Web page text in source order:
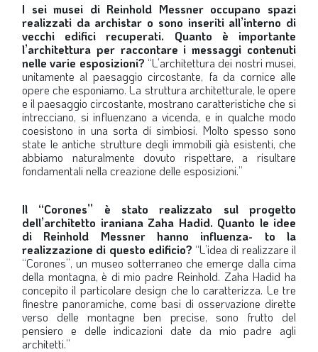
I sei musei di Reinhold Messner occupano spazi
realizzati da archistar o sono inseriti all’interno di
vecchi edifici recuperati. Quanto è importante
l’architettura per raccontare i messaggi contenuti
nelle varie esposizioni? “L’architettura dei nostri musei,
unitamente al paesaggio circostante, fa da cornice alle
opere che esponiamo. La struttura architetturale, le opere
e il paesaggio circostante, mostrano caratteristiche che si
intrecciano, si influenzano a vicenda, e in qualche modo
coesistono in una sorta di simbiosi. Molto spesso sono
state le antiche strutture degli immobili già esistenti, che
abbiamo naturalmente dovuto rispettare, a risultare
fondamentali nella creazione delle esposizioni.”
Il “Corones” è stato realizzato sul progetto
dell’architetto iraniana Zaha Hadid. Quanto le idee
di Reinhold Messner hanno influenza- to la
realizzazione di questo edificio? “L’idea di realizzare il
“Corones”, un museo sotterraneo che emerge dalla cima
della montagna, è di mio padre Reinhold. Zaha Hadid ha
concepito il particolare design che lo caratterizza. Le tre
finestre panoramiche, come basi di osservazione dirette
verso delle montagne ben precise, sono frutto del
pensiero e delle indicazioni date da mio padre agli
architetti.”